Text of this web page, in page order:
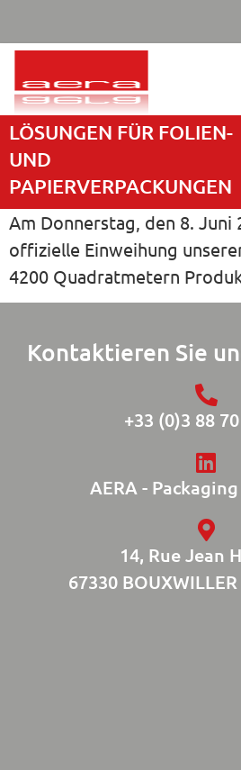
LÖSUNGEN FÜR FOLIEN-
UND
PAPIERVERPACKUNGEN
Am Donnerstag, den 8. Juni
offizielle Einweihung
4200 Quadratmetern
Kontaktieren Sie
+33 (0)3 88
AERA -
14, Rue Jean
67330